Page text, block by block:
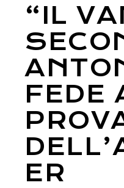
“IL
FEDE
ER